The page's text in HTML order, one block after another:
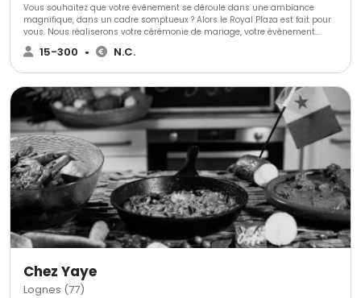
Vous souhaitez que votre événement se déroule dans une ambiance
magnifique, dans un cadre somptueux ? Alors le Royal Plaza est fait pour
vous. Nous réaliserons votre cérémonie de mariage, votre événement
d'entreprise, formidable et mémorable, dont tous vos convives se
souviendront pendant de nombreuses années.
15-300 • N.C.
Chez Yaye
Lognes (77)